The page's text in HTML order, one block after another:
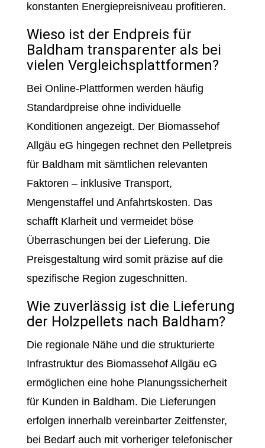
konstanten Energiepreisniveau profitieren.
Wieso ist der Endpreis für
Baldham transparenter als bei
vielen Vergleichsplattformen?
Bei Online-Plattformen werden häufig
Standardpreise ohne individuelle
Konditionen angezeigt. Der Biomassehof
Allgäu eG hingegen rechnet den Pelletpreis
für Baldham mit sämtlichen relevanten
Faktoren – inklusive Transport,
Mengenstaffel und Anfahrtskosten. Das
schafft Klarheit und vermeidet böse
Überraschungen bei der Lieferung. Die
Preisgestaltung wird somit präzise auf die
spezifische Region zugeschnitten.
Wie zuverlässig ist die Lieferung
der Holzpellets nach Baldham?
Die regionale Nähe und die strukturierte
Infrastruktur des Biomassehof Allgäu eG
ermöglichen eine hohe Planungssicherheit
für Kunden in Baldham. Die Lieferungen
erfolgen innerhalb vereinbarter Zeitfenster,
bei Bedarf auch mit vorheriger telefonischer